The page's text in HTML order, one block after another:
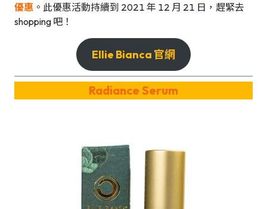
優惠 。此優惠活動持續到 2021 年 12 月 21 日，趕緊去
shopping 吧！
Ellie Bianca 官網
Radiance Serum